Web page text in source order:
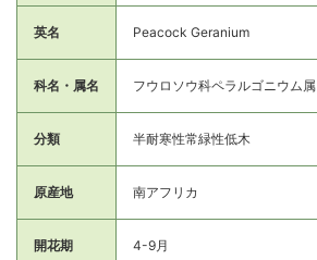
英名 Peacock Geranium
科名・属名 フウロソウ科ペラルゴニウム属
分類 半耐寒性常緑性低木
原産地 南アフリカ
開花期 4-9月